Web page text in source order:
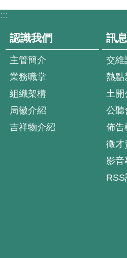
:::
認識我們
主管簡介
業務職掌
組織架構
局徽介紹
吉祥物介紹
訊
交維
熱點
土開
公聽
佈告
徵才
影音
RSS